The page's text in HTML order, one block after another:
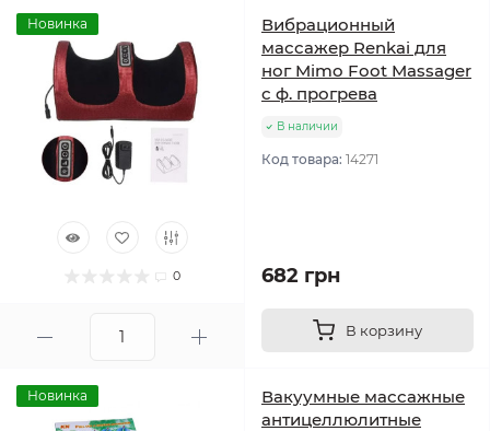
Новинка
0
Вибрационный
массажер Renkai для
ног Mimo Foot Massager
с ф. прогрева
В наличии
Код товара: 14271
682 грн
В корзину
Новинка
Вакуумные массажные
антицеллюлитные